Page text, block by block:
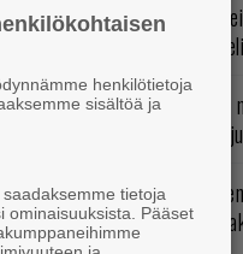
Pokémon-
Vuonna 2018
jatko-osa sai
Kuuden
GTA:n
henkilötietoja
sisältöä ja
tietoja
ominaisuuksista. Pääset